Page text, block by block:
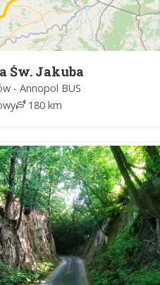
Św. Jakuba
- Annopol BUS
180 km